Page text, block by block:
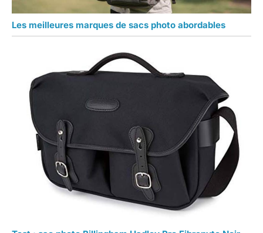
Les meilleures marques de sacs photo abordables